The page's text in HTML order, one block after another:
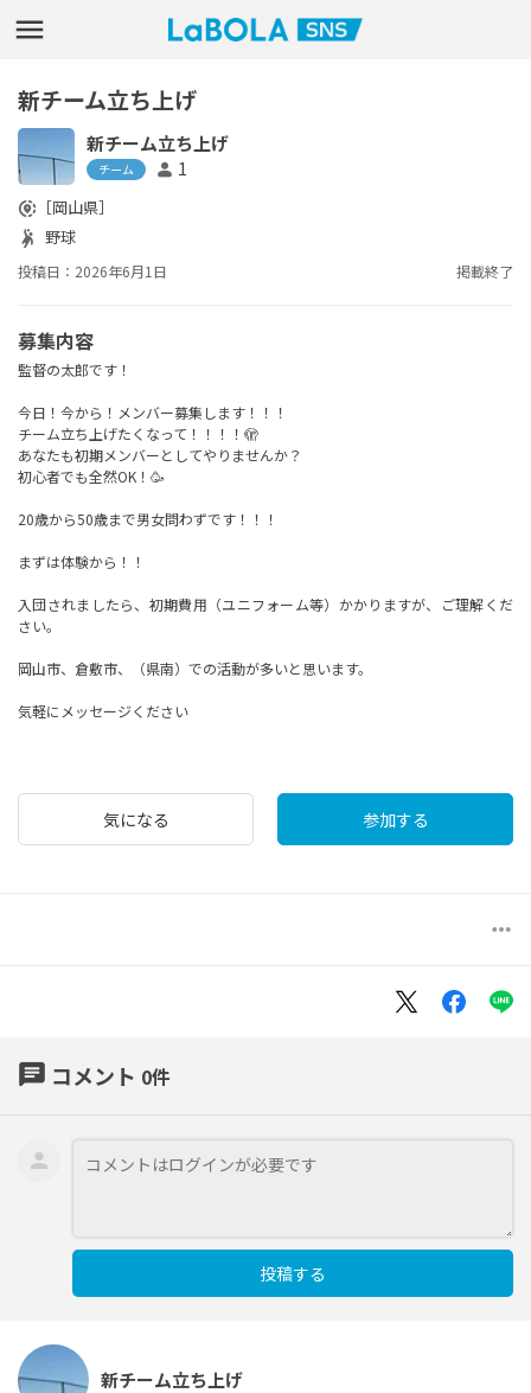
新チーム立ち上げ
新チーム立ち上げ
チーム person 1
share_location ［岡山県］
sports_handball 野球
投稿日：2026年6月1日 掲載終了
募集内容
監督の太郎です！
今日！今から！メンバー募集します！！！
チーム立ち上げたくなって！！！！🫣
あなたも初期メンバーとしてやりませんか？
初心者でも全然OK！🥳
20歳から50歳まで男女問わずです！！！
まずは体験から！！
入団されましたら、初期費用（ユニフォーム等）かかりますが、ご理解くだ
さい。
岡山市、倉敷市、（県南）での活動が多いと思います。
気軽にメッセージください
気になる 参加する
more_horiz
chat コメント 0件
投稿する
新チーム立ち上げ